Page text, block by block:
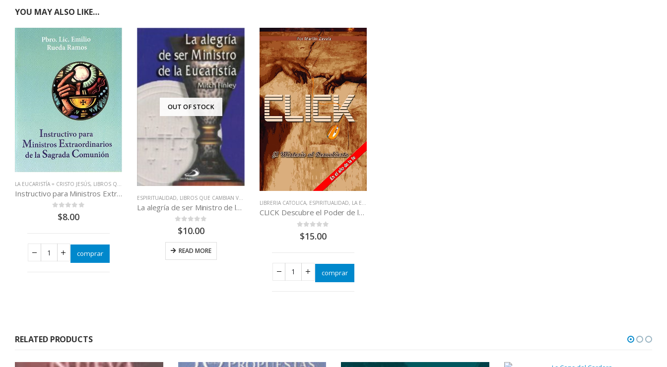
YOU MAY ALSO LIKE…
LA EUCARISTÍA = CRISTO JESÚS, LIBROS QUE CAMBIAN VIDAS LITURGIA
Instructivo para Ministros Extraordinarios de la Sagrada Comunión
out of 5
$8.00
comprar
OUT OF STOCK
ESPIRITUALIDAD, LIBROS QUE CAMBIAN VIDAS
La alegría de ser Ministro de la Eucaristía
out of 5
$10.00
READ MORE
LIBRERIA CATOLICA, ESPIRITUALIDAD, LA EUCARISTÍA = CRISTO JESÚS
CLICK Descubre el Poder de la santa Misa
out of 5
$15.00
comprar
RELATED PRODUCTS